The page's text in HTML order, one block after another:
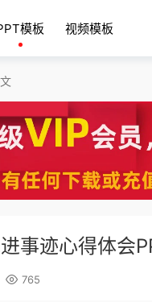
模板 视频模板
事迹心得体会
765